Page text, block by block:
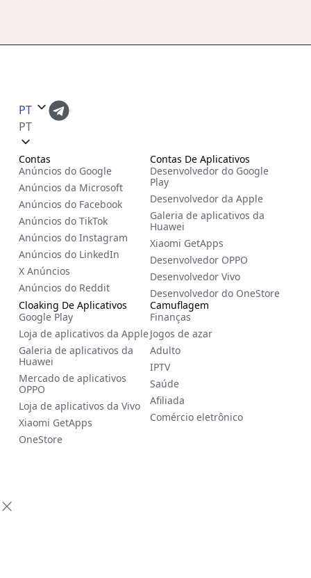
PT
PT
Contas
Anúncios do Google
Anúncios da Microsoft
Anúncios do Facebook
Anúncios do TikTok
Anúncios do Instagram
Anúncios do LinkedIn
X Anúncios
Anúncios do Reddit
Camuflagem
Finanças
Jogos de azar
Adulto
IPTV
Saúde
Afiliada
Comércio eletrônico
Contas De Aplicativos
Desenvolvedor do Google
Play
Desenvolvedor da Apple
Galeria de aplicativos da
Huawei
Xiaomi GetApps
Desenvolvedor OPPO
Desenvolvedor Vivo
Desenvolvedor do OneStore
Cloaking De Aplicativos
Google Play
Loja de aplicativos da Apple
Galeria de aplicativos da
Huawei
Mercado de aplicativos
OPPO
Loja de aplicativos da Vivo
Xiaomi GetApps
OneStore